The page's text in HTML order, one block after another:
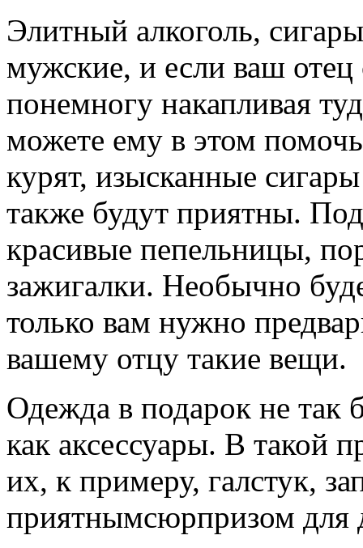
Элитный алкоголь,
мужские, и если ваш отец
понемногу накапливая
можете ему в этом
курят, изысканные
также будут приятны.
красивые пепельницы,
зажигалки. Необычно
только вам нужно
вашему отцу такие вещи.
Одежда в подарок не так
как аксессуары. В такой
их, к примеру, галстук,
приятнымсюрпризом для